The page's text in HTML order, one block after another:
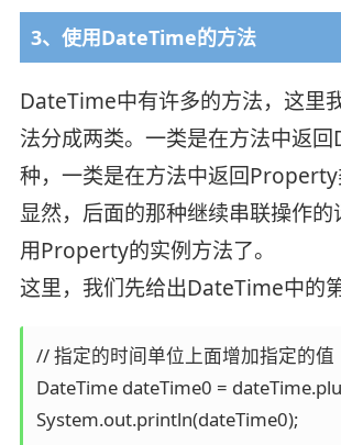
3、使用DateTime的方法
DateTime中有许多的方法，这里
法分成两类。一类是在方法中返
种，一类是在方法中返回Property
显然，后面的那种继续串联操作的
用Property的实例方法了。
这里，我们先给出DateTime中的
// 指定的时间单位上面增加指定的值
DateTime dateTime0 =
System.out.println(dateTime0);